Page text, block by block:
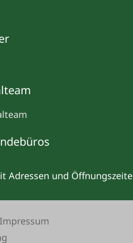
Adressen und
Impressum